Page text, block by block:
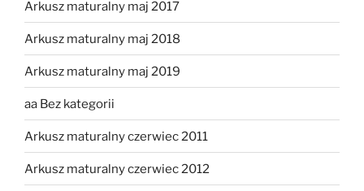
Arkusz maturalny maj 2017
Arkusz maturalny maj 2018
Arkusz maturalny maj 2019
aa Bez kategorii
Arkusz maturalny czerwiec 2011
Arkusz maturalny czerwiec 2012